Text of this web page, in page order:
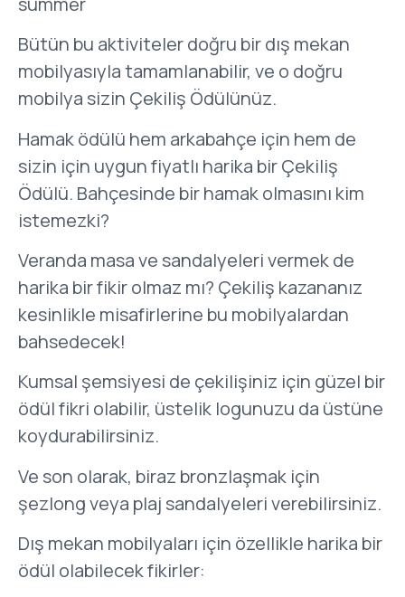
Bütün bu aktiviteler doğru bir dış mekan
mobilyasıyla tamamlanabilir, ve o doğru
mobilya sizin Çekiliş Ödülünüz.
Hamak ödülü hem arkabahçe için hem de
sizin için uygun fiyatlı harika bir Çekiliş
Ödülü. Bahçesinde bir hamak olmasını kim
istemezki?
Veranda masa ve sandalyeleri vermek de
harika bir fikir olmaz mı? Çekiliş kazananız
kesinlikle misafirlerine bu mobilyalardan
bahsedecek!
Kumsal şemsiyesi de çekilişiniz için güzel bir
ödül fikri olabilir, üstelik logunuzu da üstüne
koydurabilirsiniz.
Ve son olarak, biraz bronzlaşmak için
şezlong veya plaj sandalyeleri verebilirsiniz.
Dış mekan mobilyaları için özellikle harika bir
ödül olabilecek fikirler: